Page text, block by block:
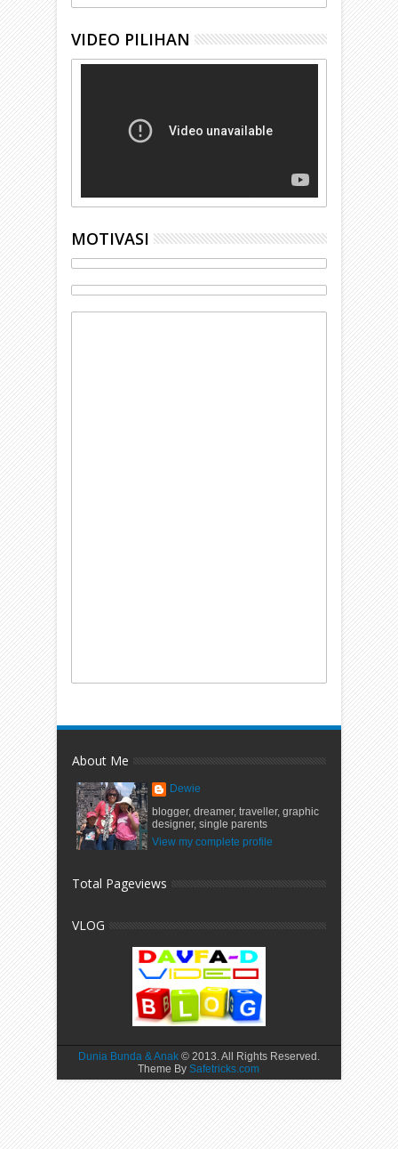
VIDEO PILIHAN
MOTIVASI
About Me
Dewie
blogger, dreamer, traveller, graphic
designer, single parents
View my complete profile
Total Pageviews
VLOG
Dunia Bunda & Anak © 2013. All Rights Reserved.
Theme BySafetricks.com